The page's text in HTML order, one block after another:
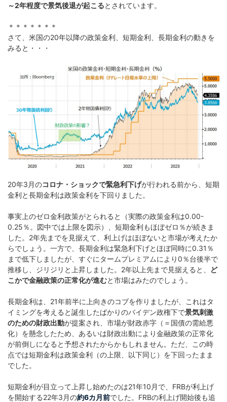
～2年程度で景気後退が起こるとされています。
＊＊＊＊＊＊＊
さて、米国の20年以降の政策金利、短期金利、長期金利の動きを
みると・・・
20年3月のコロナ・ショックで緊急利下げが行われる前から、短期
金利と長期金利は政策金利を下回りました。
事実上のゼロ金利政策がとられると（実際の政策金利は0.00-
0.25％。図中では上限を図示）、短期金利もほぼゼロ％が続きま
した。2年先までを見据えて、利上げはほぼないと市場が考えたか
らでしょう。一方で、長期金利は緊急利下げとほぼ同時に0.31％
まで低下しましたが、すぐにタームプレミアムにより0％台後半で
推移し、ジリジリと上昇しました。2年以上先まで見据えると、
ど
こかで金融政策の正常化が進むと市場はみたのでしょう。
長期金利は、21年前半に上向きのコブを作りましたが、これはタ
イミングを考えると誕生したばかりのバイデン政権下で景気刺激
のための財政出動が提案され、市場が財政赤字（＝国債の需給悪
化）を懸念したため、あるいは財政出動により金融政策の正常化
が前倒しになると予想されたからかもしれません。ただ、この時
点では短期金利は政策金利（の上限、以下同じ）を下回ったまま
でした。
短期金利が目立って上昇し始めたのは21年10月で、FRBが利上げ
を開始する22年3月の約6カ月前でした。FRBの利上げ開始後も追